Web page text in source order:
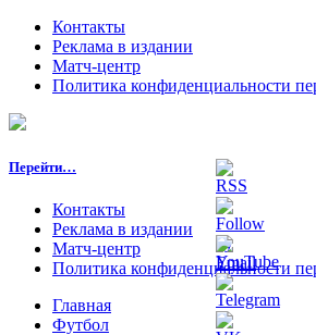
Контакты
Реклама в издании
Матч-центр
Политика конфиденциальности
Перейти…
Контакты
Реклама в издании
Матч-центр
Политика конфиденциальности
Главная
Футбол